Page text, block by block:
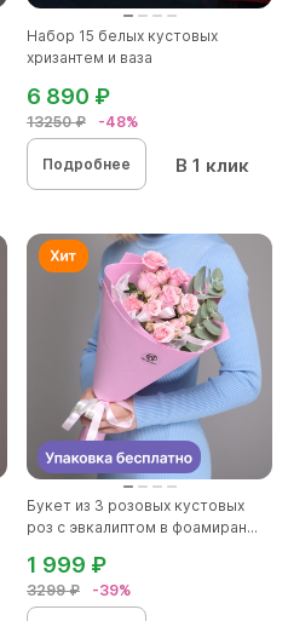
Набор 15 белых кустовых
хризантем и ваза
13250 ₽ -48%
6 890 ₽
Подробнее В 1 клик
Букет из 3 розовых кустовых
роз с эвкалиптом в фоамиран...
3299 ₽ -39%
1 999 ₽